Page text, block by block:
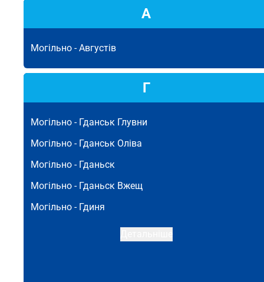
А
Могільно -Августів
Г
Могільно - Гданськ Глувни
Могільно - Гданськ Оліва
Могільно - Гданьск
Могільно - Гданьск Вжещ
Могільно - Гдиня